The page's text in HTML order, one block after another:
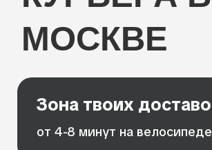
ВАКАНСИЯМИ